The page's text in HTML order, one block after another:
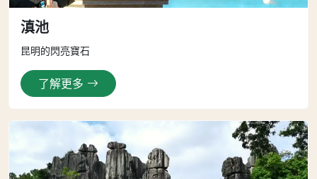
滇池
昆明的閃亮寶石
了解更多